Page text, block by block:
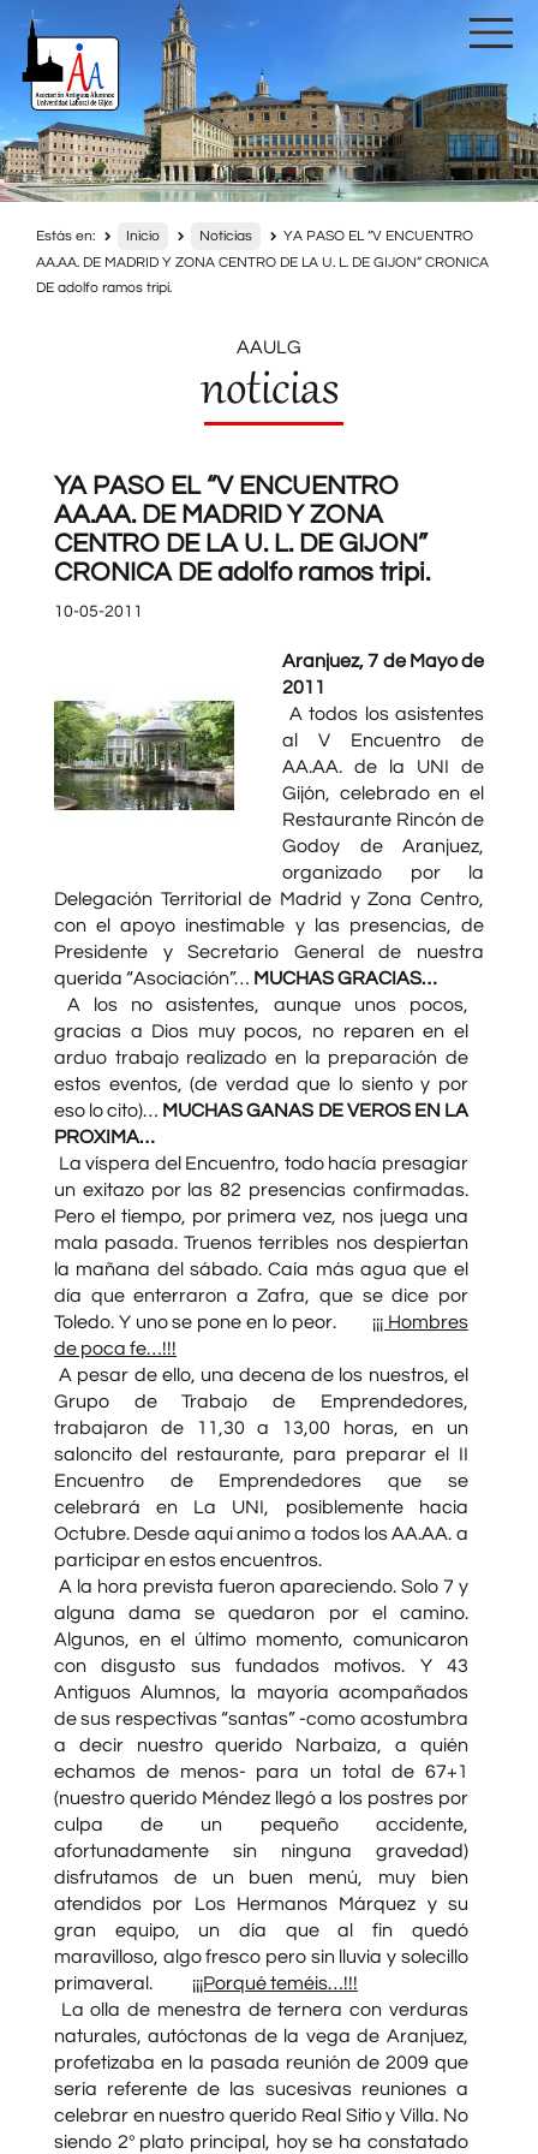
Estás en: Inicio Noticias
YA PASO EL “V ENCUENTRO
AA.AA. DE MADRID Y ZONA CENTRO DE LA U. L. DE GIJON” CRONICA
DE adolfo ramos tripi.
AAULG
noticias
YA PASO EL “V ENCUENTRO
AA.AA. DE MADRID Y ZONA
CENTRO DE LA U. L. DE GIJON”
CRONICA DE adolfo ramos tripi.
10-05-2011
Aranjuez, 7 de Mayo de
2011
A todos los asistentes
al V Encuentro de
AA.AA. de la UNI de
Gijón, celebrado en el
Restaurante Rincón de
Godoy de Aranjuez,
organizado por la
Delegación Territorial de Madrid y Zona Centro,
con el apoyo inestimable y las presencias, de
Presidente y Secretario General de nuestra
querida “Asociación”… MUCHAS GRACIAS…
A los no asistentes, aunque unos pocos,
gracias a Dios muy pocos, no reparen en el
arduo trabajo realizado en la preparación de
estos eventos, (de verdad que lo siento y por
eso lo cito)… MUCHAS GANAS DE VEROS EN LA
PROXIMA…
La víspera del Encuentro, todo hacía presagiar
un exitazo por las 82 presencias confirmadas.
Pero el tiempo, por primera vez, nos juega una
mala pasada. Truenos terribles nos despiertan
la mañana del sábado. Caía más agua que el
día que enterraron a Zafra, que se dice por
Toledo. Y uno se pone en lo peor.
¡¡¡ Hombres
de poca fe…!!!
A pesar de ello, una decena de los nuestros, el
Grupo de Trabajo de Emprendedores,
trabajaron de 11,30 a 13,00 horas, en un
saloncito del restaurante, para preparar el II
Encuentro de Emprendedores que se
celebrará en La UNI, posiblemente hacia
Octubre. Desde aquí animo a todos los AA.AA. a
participar en estos encuentros.
A la hora prevista fueron apareciendo. Solo 7 y
alguna dama se quedaron por el camino.
Algunos, en el último momento, comunicaron
con disgusto sus fundados motivos. Y 43
Antiguos Alumnos, la mayoría acompañados
de sus respectivas “santas” -como acostumbra
a decir nuestro querido Narbaiza, a quién
echamos de menos- para un total de 67+1
(nuestro querido Méndez llegó a los postres por
culpa de un pequeño accidente,
afortunadamente sin ninguna gravedad)
disfrutamos de un buen menú, muy bien
atendidos por Los Hermanos Márquez y su
gran equipo, un día que al fin quedó
maravilloso, algo fresco pero sin lluvia y solecillo
primaveral.
¡¡¡Porqué teméis…!!!
La olla de menestra de ternera con verduras
naturales, autóctonas de la vega de Aranjuez,
profetizaba en la pasada reunión de 2009 que
sería referente de las sucesivas reuniones a
celebrar en nuestro querido Real Sitio y Villa. No
siendo 2º plato principal, hoy se ha constatado